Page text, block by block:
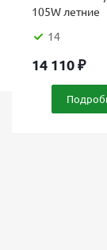
105W летние
14
14 110₽